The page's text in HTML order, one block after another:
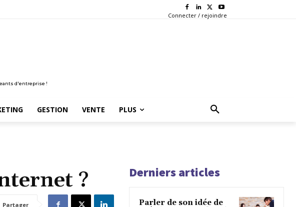
Connecter / rejoindre
d'entreprise !
GESTION VENTE PLUS
?
Partager
Derniers articles
Parler de son idée de